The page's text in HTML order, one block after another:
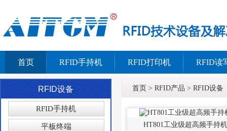
首页 RFID手持机 RFID打印机 RFID读
RFID设备
RFID手持机
平板终端
首页 > RFID产品 > RFID设备
HT801工业级超高频手持机